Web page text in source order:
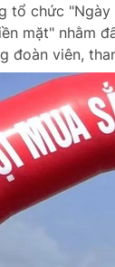
tổ chức "Ngày
mặt" nhằm
đoàn viên,